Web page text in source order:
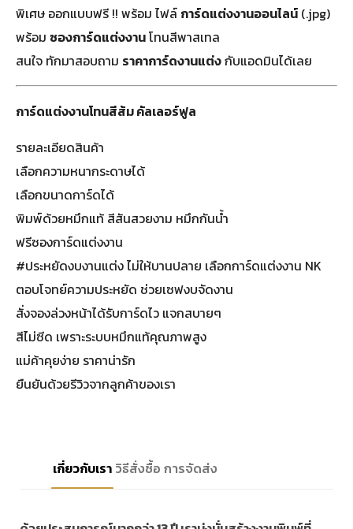
พิเศษ ออกแบบฟรี !! พร้อม ไฟล์ การ์ดแต่งงานออนไลน์ (.jpg)
พร้อม ซองการ์ดแต่งงานโทนสีพาสเทล
สนใจ ทักมาสอบถาม ราคาการ์ดงานแต่งกับแอดมินได้เลย
การ์ดแต่งงานโทนสีส้ม คัลเลอร์ฟูล
รายละเอียดสินค้า
เลือกความหนากระดาษได้
เลือกขนาดการ์ดได้
พิมพ์ด้วยหมึกแท้ สีสันสวยงาม หมึกกันน้ำ
ฟรีซองการ์ดแต่งงาน
#ประหยัดงบงานแต่ง ไม่ให้บานปลาย เลือกการ์ดแต่งงาน NK
ตอบโจทย์ความประหยัด ช่วยเซฟงบจัดงาน
สั่งจองล่วงหน้าได้รับการ์ดไว แจกสบายๆ
สีไม่ซีด เพราะระบบหมึกแท้คุณภาพสูง
แม่ค้าคุยง่าย ราคาน่ารัก
ยืนยันด้วยรีวิวจากลูกค้าของเรา
เกี่ยวกับเรา วิธีสั่งซื้อ การจัดส่ง